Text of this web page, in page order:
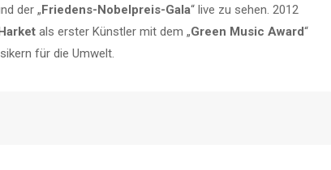
der „ Friedens-Nobelpreis-Gala“ live zu sehen. 2012
als erster Künstler mit dem „Green Music Award“
für die Umwelt.